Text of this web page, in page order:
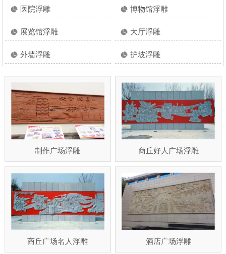
医院浮雕 博物馆浮雕
展览馆浮雕 大厅浮雕
外墙浮雕 护坡浮雕
制作广场浮雕 商丘好人广场浮雕
商丘广场名人浮雕 酒店广场浮雕